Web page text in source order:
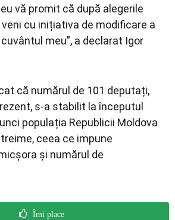
vă promit că după alegerile
cu inițiativa de modificare a
meu”, a declarat Igor
că numărul de 101 deputați,
s-a stabilit la începutul
populația Republicii Moldova
ceea ce impune
și numărul de
Îmi place